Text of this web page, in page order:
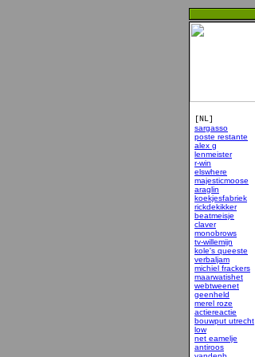
[NL]
sargasso
poste restante
alex g
lenmeister
r-win
elswhere
majesticmoose
araglin
koekjesfabriek
rickdekikker
beatmeisje
claver
monobrows
tv-willemijn
kole's queeste
verbaljam
michiel frackers
maarwatishet
webtweenet
geenheld
merel roze
actiereactie
bouwput utrecht
low
net eamelje
antiroos